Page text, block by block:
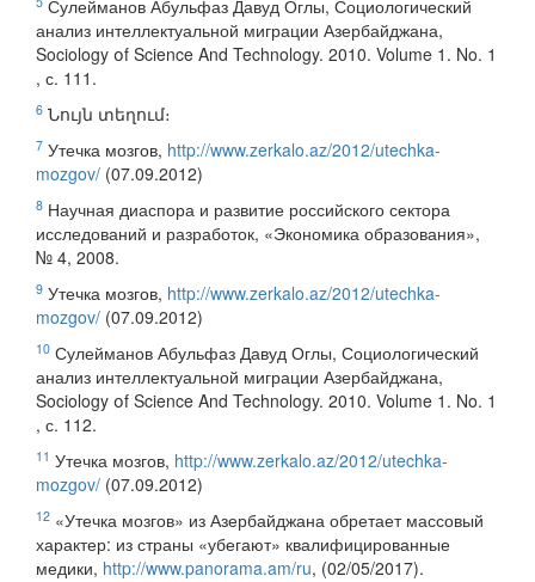
Сулейманов Абульфаз Давуд Оглы, Социологический
анализ интеллектуальной миграции Азербайджана,
Sociology օf Science And Technology. 2010. Volume 1. No. 1
, с. 111.
6 Նույն տեղում։
7 Утечка мозгов, http://www.zerkalo.az/2012/utechka-
mozgov/ (07.09.2012)
8 Научная диаспора и развитие российского сектора
исследований и разработок, «Экономика образования»,
№ 4, 2008.
9 Утечка мозгов, http://www.zerkalo.az/2012/utechka-
mozgov/ (07.09.2012)
10 Сулейманов Абульфаз Давуд Оглы, Социологический
анализ интеллектуальной миграции Азербайджана,
Sociology օf Science And Technology. 2010. Volume 1. No. 1
, с. 112.
11 Утечка мозгов, http://www.zerkalo.az/2012/utechka-
mozgov/ (07.09.2012)
12 «Утечка мозгов» из Азербайджана обретает массовый
характер: из страны «убегают» квалифицированные
медики, http://www.panorama.am/ru, (02/05/2017).